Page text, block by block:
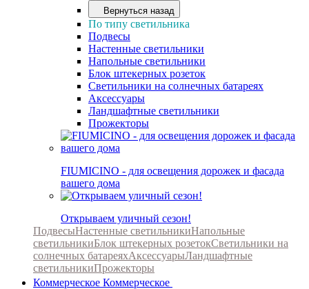
Вернуться назад
По типу светильника
Подвесы
Настенные светильники
Напольные светильники
Блок штекерных розеток
Светильники на солнечных батареях
Аксессуары
Ландшафтные светильники
Прожекторы
FIUMICINO - для освещения дорожек и фасада
вашего дома
Открываем уличный сезон!
ПодвесыНастенные светильникиНапольные
светильникиБлок штекерных розетокСветильники на
солнечных батареяхАксессуарыЛандшафтные
светильникиПрожекторы
Коммерческое Коммерческое